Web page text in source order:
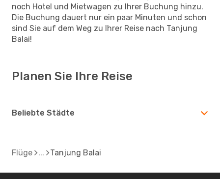
noch Hotel und Mietwagen zu Ihrer Buchung hinzu.
Die Buchung dauert nur ein paar Minuten und schon
sind Sie auf dem Weg zu Ihrer Reise nach Tanjung
Balai!
Planen Sie Ihre Reise
Beliebte Städte
Flüge Tanjung Balai